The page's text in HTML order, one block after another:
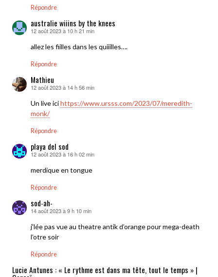
Répondre
australie wiiins by the knees
dit :
12 août 2023 à 10 h 21 min
allez les fiilles dans les quiiilles….
Répondre
Mathieu
dit :
12 août 2023 à 14 h 56 min
Un live icihttps://www.ursss.com/2023/07/meredith-
monk/
Répondre
playa del sod
dit :
12 août 2023 à 16 h 02 min
merdique en tongue
Répondre
sod-ah-
dit :
14 août 2023 à 9 h 10 min
j’lée pas vue au theatre antik d’orange pour mega-death
l’otre soir
Répondre
Lucie Antunes : « Le rythme est dans ma tête, tout le temps » |